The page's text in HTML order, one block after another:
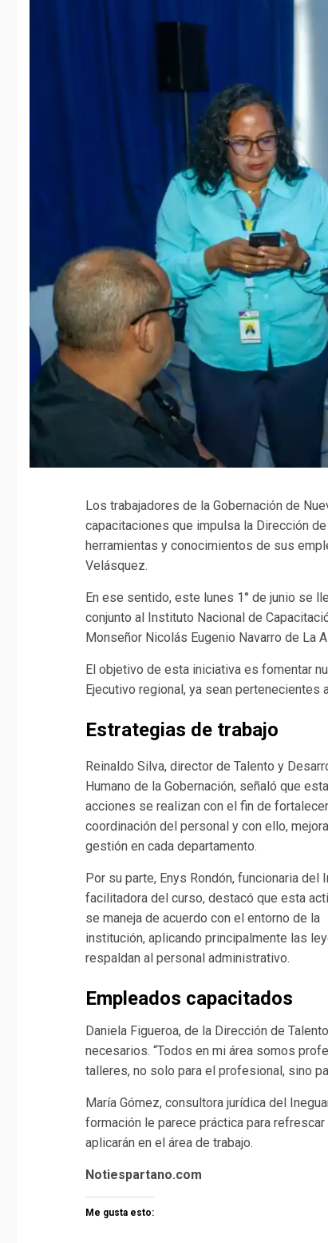
Los trabajadores de la Gobernación de
capacitaciones que impulsa la Dirección
herramientas y conocimientos de sus
Velásquez.
En ese sentido, este lunes 1° de junio se
conjunto al Instituto Nacional de
Monseñor Nicolás Eugenio Navarro de La
El objetivo de esta iniciativa es fomentar
Ejecutivo regional, ya sean
Estrategias de trabajo
Reinaldo Silva, director de Talento y
Humano de la Gobernación, señaló que
acciones se realizan con el fin de
coordinación del personal y con ello,
gestión en cada departamento.
Por su parte, Enys Rondón, funcionaria del
facilitadora del curso, destacó que esta
se maneja de acuerdo con el entorno de la
institución, aplicando principalmente las
respaldan al personal administrativo.
Empleados capacitados
Daniela Figueroa, de la Dirección de
necesarios. “Todos en mi área somos
talleres, no solo para el profesional, sino
María Gómez, consultora jurídica del
formación le parece práctica para
aplicarán en el área de trabajo.
Notiespartano.com
Me gusta esto: